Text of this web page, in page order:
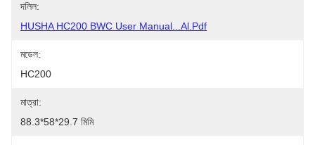
দলিল:
HUSHA HC200 BWC User Manual...al.pdf
মডেল:
HC200
মাত্রা:
88.3*58*29.7 মিমি